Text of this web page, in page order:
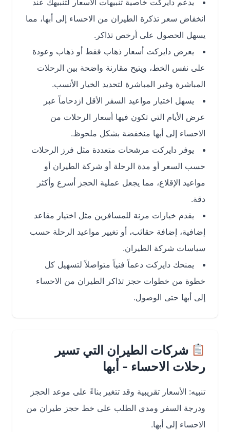
يدعم دايركت خاصية تنبيهات الأسعار لتنبيهك عند
انخفاض سعر تذكرة الطيران من الاحساء إلى أبها، مما
يسهل الحصول على أرخص تذاكر.
يعرض دايركت أسعار ذهاب فقط أو ذهاب وعودة
على نفس الخط، ويتيح مقارنة واضحة بين الرحلات
المباشرة وغير المباشرة لتحديد الخيار الأنسب.
يسهل اختيار مواعيد السفر الأقل ازدحاماً عبر
عرض الأيام التي تكون فيها أسعار الرحلات من
الاحساء إلى أبها منخفضة بشكل ملحوظ.
يوفر دايركت مرشحات متعددة مثل فرز الرحلات
حسب السعر أو مدة الرحلة أو شركة الطيران أو
مواعيد الإقلاع، مما يجعل عملية الحجز أسرع وأكثر
يقدم خيارات مرنة للمسافرين مثل اختيار مقاعد
إضافية، إضافة حقائب، أو تغيير مواعيد الرحلة حسب
سياسات شركة الطيران.
يمنحك دايركت دعماً فنياً متواصلاً لتسهيل كل
خطوة من خطوات حجز تذاكر الطيران من الاحساء
إلى أبها حتى الوصول.
شركات الطيران التي تسير
رحلات الاحساء - أبها
تنبيه: الأسعار تقريبية وقد تتغير بناءً على موعد الحجز
ودرجة السفر ومدى الطلب على خط حجز طيران من
الاحساء إلى أبها.